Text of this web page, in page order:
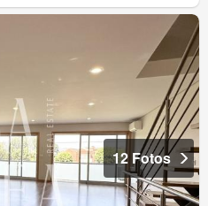
12 Fotos